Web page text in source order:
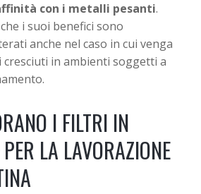
con i metalli pesanti.
i suoi benefici sono
anche nel caso in cui venga
in ambienti soggetti a
I FILTRI IN
LA LAVORAZIONE